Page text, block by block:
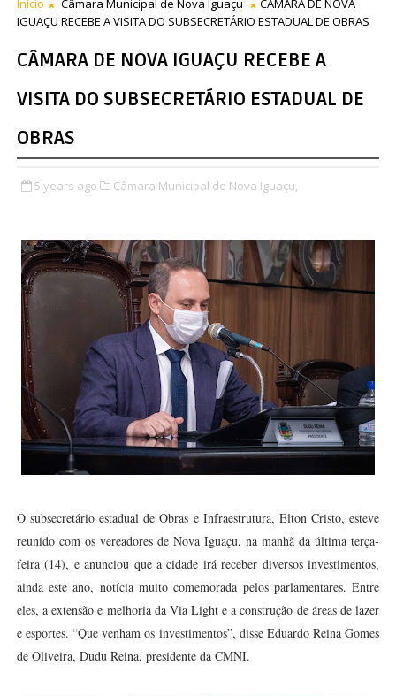
Início Câmara Municipal de Nova Iguaçu
CÂMARA DE NOVA
IGUAÇU RECEBE A VISITA DO SUBSECRETÁRIO ESTADUAL DE OBRAS
CÂMARA DE NOVA IGUAÇU RECEBE A
VISITA DO SUBSECRETÁRIO ESTADUAL DE
OBRAS
5 years ago Câmara Municipal de Nova Iguaçu,
O subsecretário estadual de Obras e Infraestrutura, Elton Cristo, esteve
reunido com os vereadores de Nova Iguaçu, na manhã da última terça-
feira (14), e anunciou que a cidade irá receber diversos investimentos,
ainda este ano, notícia muito comemorada pelos parlamentares. Entre
eles, a extensão e melhoria da Via Light e a construção de áreas de lazer
e esportes. “Que venham os investimentos”, disse Eduardo Reina Gomes
de Oliveira, Dudu Reina, presidente da CMNI.